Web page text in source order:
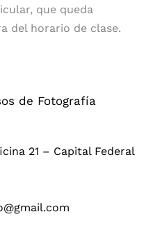
que queda
del horario de clase.
de Fotografía
21 – Capital Federal